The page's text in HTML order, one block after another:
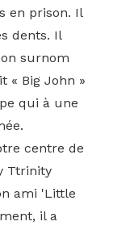
en prison. Il
dents. Il
surnom
« Big John »
qui à une
centre de
Ttrinity
ami 'Little
il a